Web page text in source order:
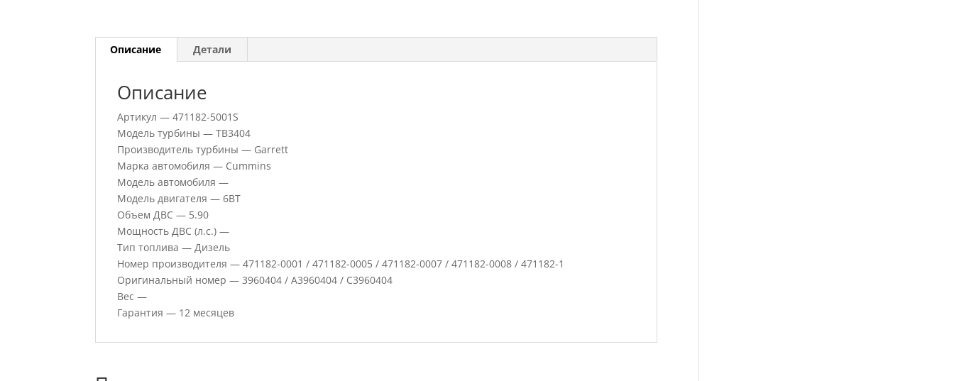
Описание Детали
Описание
Артикул — 471182-5001S
Модель турбины — TB3404
Производитель турбины — Garrett
Марка автомобиля — Cummins
Модель автомобиля —
Модель двигателя — 6BT
Объем ДВС — 5.90
Мощность ДВС (л.с.) —
Тип топлива — Дизель
Номер производителя — 471182-0001 / 471182-0005 / 471182-0007 / 471182-0008 / 471182-1
Оригинальный номер — 3960404 / A3960404 / C3960404
Вес —
Гарантия — 12 месяцев